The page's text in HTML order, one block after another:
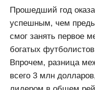
Прошедший год
успешным, чем
смог занять первое
богатых
Впрочем, разница
всего 3 млн